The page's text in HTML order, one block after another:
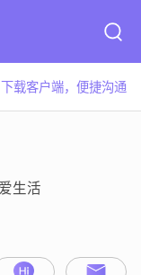
下载客户端，便捷沟通
生活